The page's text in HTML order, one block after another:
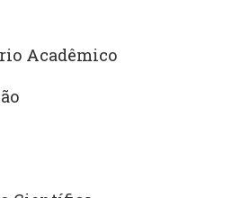
Acadêmico
serviços oferecidos:
de serviços financeiros à
(Discentes, Docentes e Agentes
de serviços financeiros à